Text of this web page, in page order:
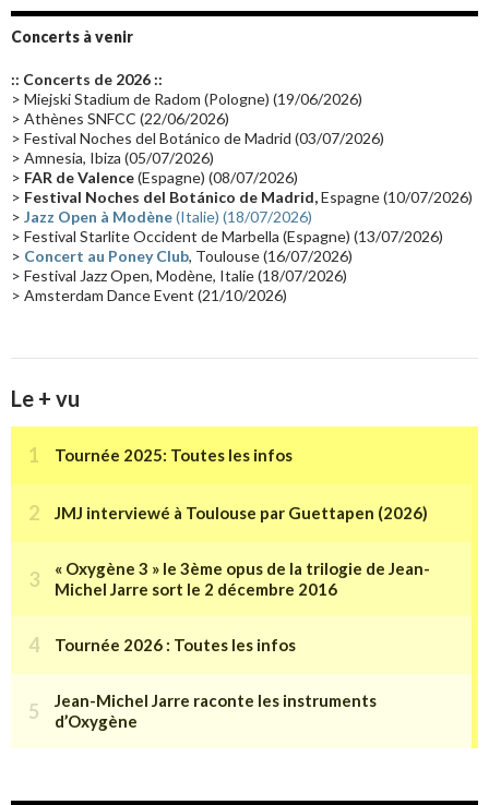
Groupe de Recherche Musicale
Passages radio Vidéo Jarrecast (16) Synthé 80's
Les concerts en Chine(16) Cinéma
Synthé Roland(15) Belgique(15)
(14) Astronomie (14)
Tournée 2025(14) 2024(14) Chine(13)
Concerts à venir
:: Concerts de 2026 ::
> Miejski Stadium de Radom (Pologne) (19/06/2026)
> Athènes SNFCC (22/06/2026)
> Festival Noches del Botánico de Madrid (03/07/2026)
> Amnesia, Ibiza (05/07/2026)
> FAR de Valence(Espagne) (08/07/2026)
> Festival Noches del Botánico de Madrid,Espagne (10/07/2026)
> Jazz Open à Modène(Italie) (18/07/2026)
> Festival Starlite Occident de Marbella (Espagne) (13/07/2026)
> Concert au Poney Club, Toulouse (16/07/2026)
> Festival Jazz Open, Modène, Italie (18/07/2026)
> Amsterdam Dance Event (21/10/2026)
Le + vu